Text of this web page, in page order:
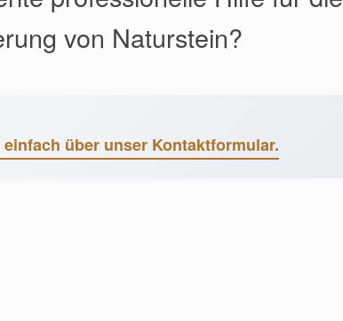
von Naturstein?
über unser Kontaktformular.